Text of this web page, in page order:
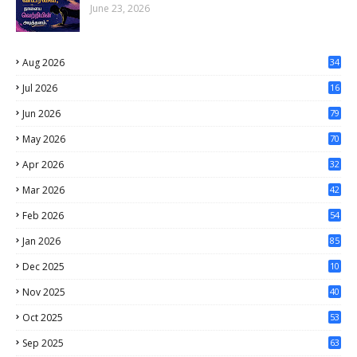
June 23, 2026
Aug 2026 34
Jul 2026
16
Jun 2026 79
May 2026 70
Apr 2026 32
Mar 2026 42
Feb 2026 54
Jan 2026 85
Dec 2025
10
Nov 2025 40
Oct 2025 53
Sep 2025 63